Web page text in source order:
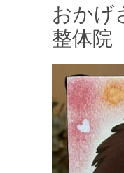
おかげ
整体院